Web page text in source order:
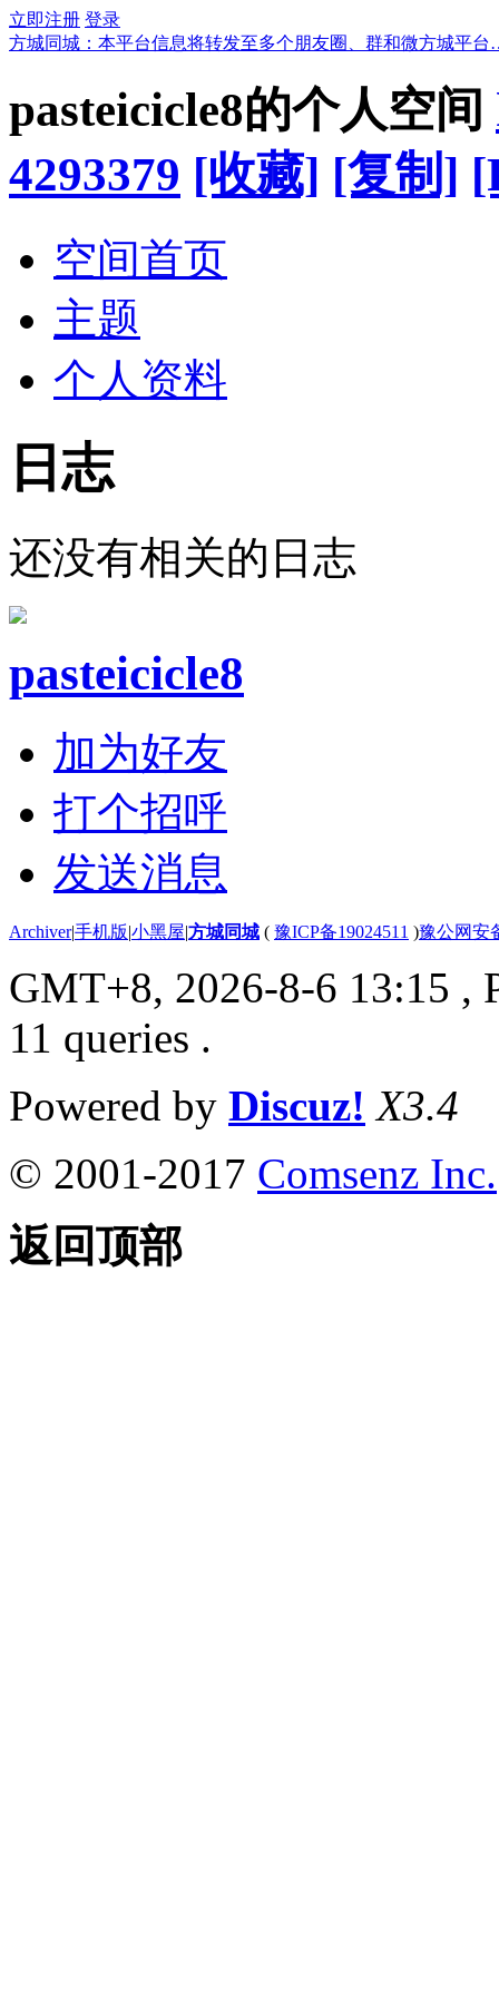
立即注册 登录
方城同城：本平台信息将转发至多个朋友圈、群和微方城平
pasteicicle8的个人空间
4293379 [收藏] [复制]
空间首页
主题
个人资料
日志
还没有相关的日志
pasteicicle8
加为好友
打个招呼
发送消息
Archiver|手机版|小黑屋|方城同城 ( 豫ICP备19024511 )豫公网安
GMT+8, 2026-8-6 13:15 ,
11 queries .
Powered by Discuz! X3.4
© 2001-2017 Comsenz Inc.
返回顶部